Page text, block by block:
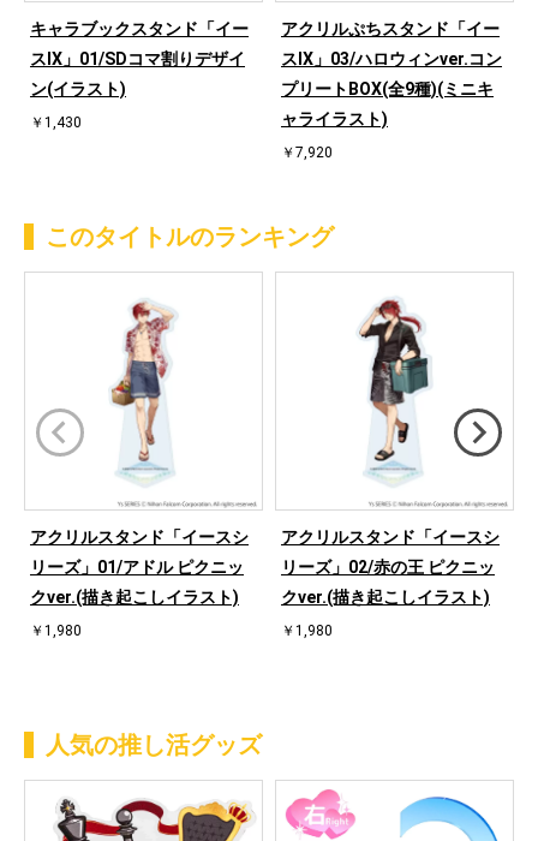
キャラブックスタンド「イー
スⅨ」01/SDコマ割りデザイ
ン(イラスト)
￥1,430
アクリルぷちスタンド「イー
スⅨ」03/ハロウィンver.コン
プリートBOX(全9種)(ミニキ
ャライラスト)
￥7,920
このタイトルのランキング
アクリルスタンド「イースシ
リーズ」01/アドル ピクニッ
クver.(描き起こしイラスト)
￥1,980
アクリルスタンド「イースシ
リーズ」02/赤の王 ピクニッ
クver.(描き起こしイラスト)
￥1,980
人気の推し活グッズ